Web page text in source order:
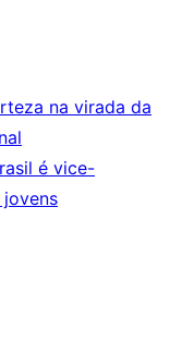
na virada da
é vice-